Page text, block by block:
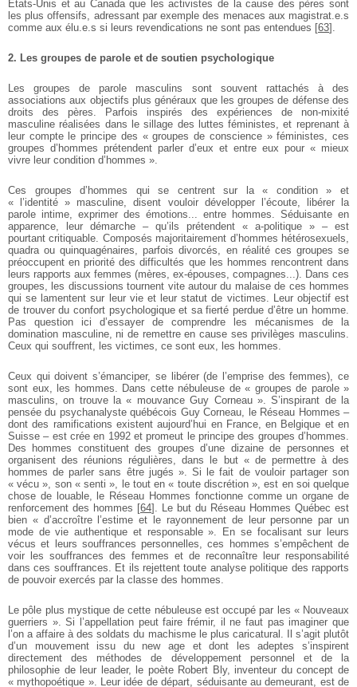
Etats-Unis et au Canada que les activistes de la cause des pères sont
les plus offensifs, adressant par exemple des menaces aux magistrat.e.s
comme aux élu.e.s si leurs revendications ne sont pas entendues [63]
2. Les groupes de parole et de soutien psychologique
Les groupes de parole masculins sont souvent rattachés à des
associations aux objectifs plus généraux que les groupes de défense des
droits des pères. Parfois inspirés des expériences de non-mixité
masculine réalisées dans le sillage des luttes féministes, et reprenant à
leur compte le principe des « groupes de conscience » féministes, ces
groupes d’hommes prétendent parler d’eux et entre eux pour « mieux
vivre leur condition d’hommes ».
Ces groupes d’hommes qui se centrent sur la « condition » et
« l’identité » masculine, disent vouloir développer l’écoute, libérer la
parole intime, exprimer des émotions... entre hommes. Séduisante en
apparence, leur démarche – qu’ils prétendent « a-politique » – est
pourtant critiquable. Composés majoritairement d’hommes hétérosexuels,
quadra ou quinquagénaires, parfois divorcés, en réalité ces groupes se
préoccupent en priorité des difficultés que les hommes rencontrent dans
leurs rapports aux femmes (mères, ex-épouses, compagnes...). Dans ces
groupes, les discussions tournent vite autour du malaise de ces hommes
qui se lamentent sur leur vie et leur statut de victimes. Leur objectif est
de trouver du confort psychologique et sa fierté perdue d’être un homme.
Pas question ici d’essayer de comprendre les mécanismes de la
domination masculine, ni de remettre en cause ses privilèges masculins.
Ceux qui souffrent, les victimes, ce sont eux, les hommes.
Ceux qui doivent s’émanciper, se libérer (de l’emprise des femmes), ce
sont eux, les hommes. Dans cette nébuleuse de « groupes de parole »
masculins, on trouve la « mouvance Guy Corneau ». S’inspirant de la
pensée du psychanalyste québécois Guy Corneau, le Réseau Hommes –
dont des ramifications existent aujourd’hui en France, en Belgique et en
Suisse – est crée en 1992 et promeut le principe des groupes d’hommes.
Des hommes constituent des groupes d’une dizaine de personnes et
organisent des réunions régulières, dans le but « de permettre à des
hommes de parler sans être jugés ». Si le fait de vouloir partager son
« vécu », son « senti », le tout en « toute discrétion », est en soi quelque
chose de louable, le Réseau Hommes fonctionne comme un organe de
renforcement des hommes [64] . Le but du Réseau Hommes Québec est
bien « d’accroître l’estime et le rayonnement de leur personne par un
mode de vie authentique et responsable ». En se focalisant sur leurs
vécus et leurs souffrances personnelles, ces hommes s’empêchent de
voir les souffrances des femmes et de reconnaître leur responsabilité
dans ces souffrances. Et ils rejettent toute analyse politique des rapports
de pouvoir exercés par la classe des hommes.
Le pôle plus mystique de cette nébuleuse est occupé par les « Nouveaux
guerriers ». Si l’appellation peut faire frémir, il ne faut pas imaginer que
l’on a affaire à des soldats du machisme le plus caricatural. Il s’agit plutôt
d’un mouvement issu du new age et dont les adeptes s’inspirent
directement des méthodes de développement personnel et de la
philosophie de leur leader, le poète Robert Bly, inventeur du concept de
« mythopoétique ». Leur idée de départ, séduisante au demeurant, est de